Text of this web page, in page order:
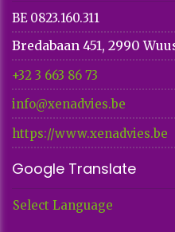
BE 0823.160.311
Bredabaan 451, 2990
+32 3 663 86 73​​​​​​​
info@xenadvies.be
https://www.xenadvies.be
Google Translate
Select Language